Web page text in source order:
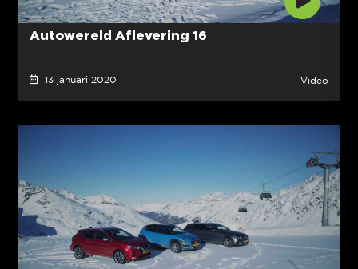
Autowereld Aflevering 16
13 januari 2020 Video